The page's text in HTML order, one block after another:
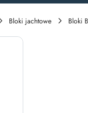
Bloki jachtowe Bloki